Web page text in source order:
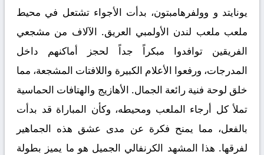
يونايتد و وولفرهامبتون، بدأت الأجواء تشتعل في محيط
ملعب ملعب لندن الأولمبي العريق. الآلاف من مشجعي
الفريقين توافدوا مبكراً جداً لحجز أماكنهم داخل
المدرجات، ورفعوا الأعلام الكبيرة واللافتات المشجعة، مما
خلق لوحة فنية رائعة الجمال. الأهازيج والهتافات الحماسية
تملأ كل أرجاء الملعب ومحيطه، وكأن المباراة قد بدأت
بالفعل، مما يمنح فكرة عن مدى عشق هذه الجماهير
لفرقها. هذا المشهد الكرنفالي الجميل هو ما يميز بطولة